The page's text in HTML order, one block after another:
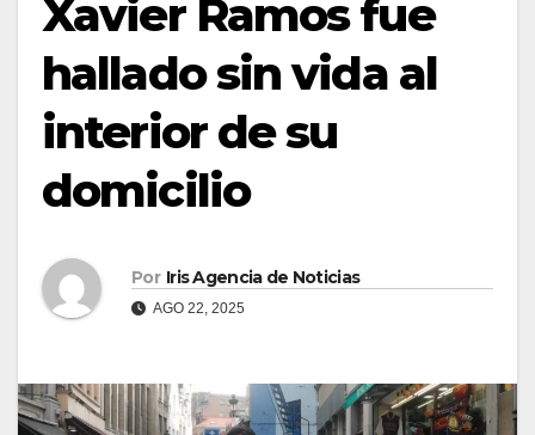
Xavier Ramos fue
hallado sin vida al
interior de su
domicilio
Por Iris Agencia de Noticias
AGO 22, 2025